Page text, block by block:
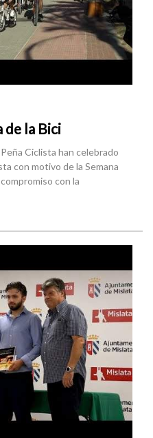
de la Bici
Ciclista han celebrado
con motivo de la Semana
con la